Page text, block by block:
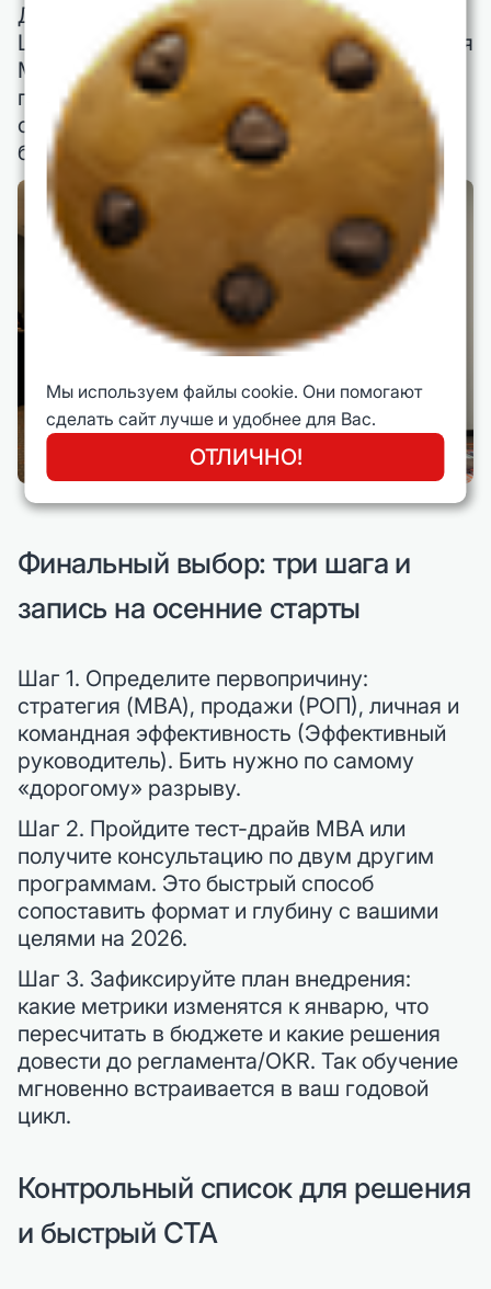
Дополнительно — доступ к базе знаний
ЦБО, тьюторы и научные руководители (для
MBA), комьюнити выпускников. Это
поддержка, которая сильно упрощает
сложные решения — от оргизменений до
бюджетных защищ.
Финальный выбор: три шага и
запись на осенние старты
Шаг 1. Определите первопричину:
стратегия (MBA), продажи (РОП), личная и
командная эффективность (Эффективный
руководитель). Бить нужно по самому
«дорогому» разрыву.
Шаг 2. Пройдите тест-драйв MBA или
получите консультацию по двум другим
программам. Это быстрый способ
сопоставить формат и глубину с вашими
целями на 2026.
Шаг 3. Зафиксируйте план внедрения:
какие метрики изменятся к январю, что
пересчитать в бюджете и какие решения
довести до регламента/OKR. Так обучение
мгновенно встраивается в ваш годовой
цикл.
Контрольный список для решения
и быстрый CTA
Мы используем файлы cookie. Они помогают
сделать сайт лучше и удобнее для Вас.
ОТЛИЧНО!